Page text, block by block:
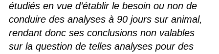
étudiés en vue d’établir le besoin ou non de
conduire des analyses à 90 jours sur animal,
rendant donc ses conclusions non valables
sur la question de telles analyses pour des